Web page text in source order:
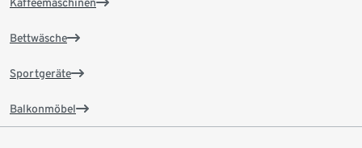
Kaffeemaschinen
Bettwäsche
Sportgeräte
Balkonmöbel